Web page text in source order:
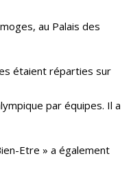
au Palais des
étaient réparties sur
par équipes. Il a
Etre » a également